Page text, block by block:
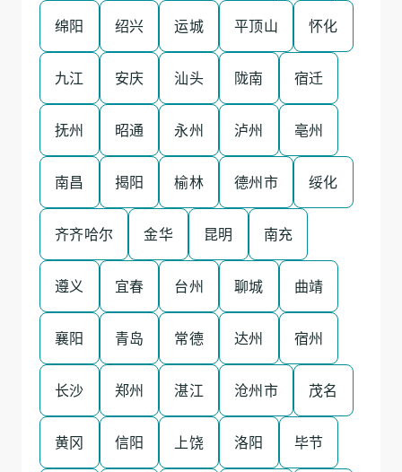
绵阳 绍兴 运城 平顶山 怀化
九江 安庆 汕头 陇南 宿迁
抚州 昭通 永州 泸州 亳州
南昌 揭阳 榆林 德州市 绥化
齐齐哈尔 金华 昆明 南充
遵义 宜春 台州 聊城 曲靖
襄阳 青岛 常德 达州 宿州
长沙 郑州 湛江 沧州市 茂名
黄冈 信阳 上饶 洛阳 毕节